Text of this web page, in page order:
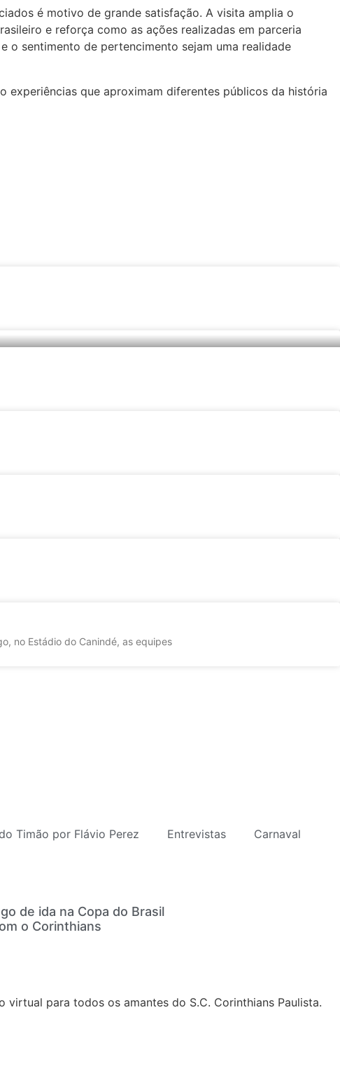
é motivo de grande satisfação. A visita amplia o
e reforça como as ações realizadas em parceria
o sentimento de pertencimento sejam uma realidade
que aproximam diferentes públicos da história
no Estádio do Canindé, as equipes
Timão por Flávio Perez Entrevistas Carnaval
de ida na Copa do Brasil
o Corinthians
para todos os amantes do S.C. Corinthians Paulista.